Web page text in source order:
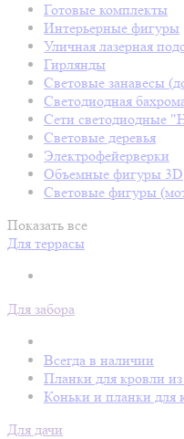
Готовые комплекты
Интерьерные фигуры
Уличная лазерная
Гирлянды
Световые занавесы
Светодиодная
Сети светодиодные
Световые деревья
Электрофейерверки
Объемные фигуры 3D
Световые фигуры
Показать все
Для террасы
Для забора
Всегда в наличии
Планки для кровли
Коньки и планки для
Для дачи